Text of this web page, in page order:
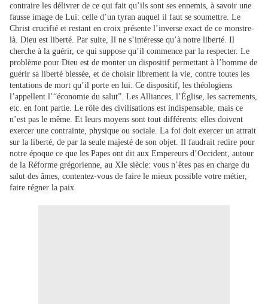
contraire les délivrer de ce qui fait qu’ils sont ses ennemis, à savoir une
fausse image de Lui: celle d’un tyran auquel il faut se soumettre. Le
Christ crucifié et restant en croix présente l’inverse exact de ce monstre-
là. Dieu est liberté. Par suite, Il ne s’intéresse qu’à notre liberté. Il
cherche à la guérir, ce qui suppose qu’il commence par la respecter. Le
problème pour Dieu est de monter un dispositif permettant à l’homme de
guérir sa liberté blessée, et de choisir librement la vie, contre toutes les
tentations de mort qu’il porte en lui. Ce dispositif, les théologiens
l’appellent l’“économie du salut”. Les Alliances, l’Église, les sacrements,
etc. en font partie. Le rôle des civilisations est indispensable, mais ce
n’est pas le même. Et leurs moyens sont tout différents: elles doivent
exercer une contrainte, physique ou sociale. La foi doit exercer un attrait
sur la liberté, de par la seule majesté de son objet. Il faudrait redire pour
notre époque ce que les Papes ont dit aux Empereurs d’Occident, autour
de la Réforme grégorienne, au XIe siècle: vous n’êtes pas en charge du
salut des âmes, contentez-vous de faire le mieux possible votre métier,
faire régner la paix.